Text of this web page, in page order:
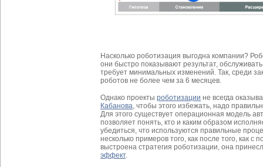
Насколько роботизация выгодна компании?
они быстро показывают результат,
требует минимальных изменений. Так, среди
роботов не более чем за 6 месяцев.
Однако проекты роботизации не всегда
Кабанова , чтобы этого избежать, надо
Для этого существует операционная модель
позволяет понять, кто и каким образом
убедиться, что используются правильные
несколько примеров того, как после того, как
выстроена стратегия роботизации, она
эффект.